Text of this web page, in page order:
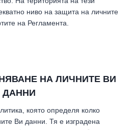
ниво на защита на личните
на Регламента.
НА ЛИЧНИТЕ ВИ
ДАННИ
която определя колко
Ви данни. Тя е изградена